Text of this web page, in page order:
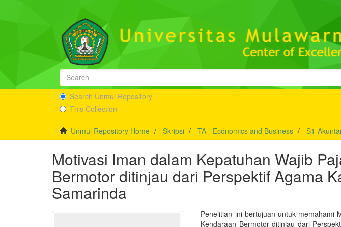
Search Unmul Repository
This Collection
Unmul Repository Home Skripsi TA - Economics and Business S1-
Motivasi Iman dalam Kepatuhan Wajib
Bermotor ditinjau dari Perspektif Agama
Samarinda
Penelitian ini bertujuan untuk memahami
Kendaraan Bermotor ditinjau dari